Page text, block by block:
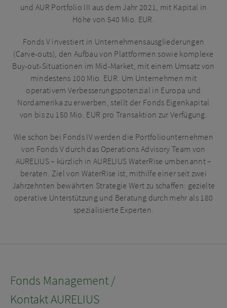
und AUR Portfolio III aus dem Jahr 2021, mit Kapital in
Höhe von 540 Mio. EUR.
Fonds V investiert in Unternehmensausgliederungen
(Carve-outs), den Aufbau von Plattformen sowie komplexe
Buy-out-Situationen im Mid-Market, mit einem Umsatz von
mindestens 100 Mio. EUR. Um Unternehmen mit
operativem Verbesserungspotenzial in Europa und
Nordamerika zu erwerben, stellt der Fonds Eigenkapital
von bis zu 150 Mio. EUR pro Transaktion zur Verfügung.
Wie schon bei Fonds IV werden die Portfoliounternehmen
von Fonds V durch das Operations Advisory Team von
AURELIUS – kürzlich in AURELIUS WaterRise umbenannt –
beraten. Ziel von WaterRise ist, mithilfe einer seit zwei
Jahrzehnten bewährten Strategie Wert zu schaffen: gezielte
operative Unterstützung und Beratung durch mehr als 180
spezialisierte Experten.
Fonds Management /
Kontakt AURELIUS
Inhalt dieser Website zusammenhängen, oder an solche
Personen, die gemäß den Vorschriften der Financial
geeignete Gegenparteien eingestuft werden.
Insbesondere ist diese Website nicht für Kleinanleger
bestimmt und diese sind nicht berechtigt, sich auf die
Website zu berufen. Wenn Sie Zweifel haben, ob Sie als
Kleinanleger gelten, lassen Sie sich bitte professionell
beraten und verzichten Sie auf den Zugriff auf diese
Website, bis Sie eine solche Beratung erhalten haben.